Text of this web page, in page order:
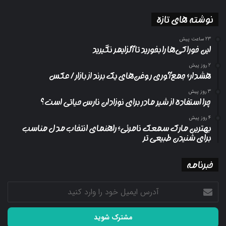
نوشته های تازه
23 ساعت پیش
این خوراکی‌ها را بخورید تا آلزایمر نگیرید
2 روز پیش
هشدار؛ جمع‌آوری روغن‌های یک برند از بازار/ عکس
3 روز پیش
چرا استفاده از شیر مادر برای نوزادان نارس حیاتی است؟
4 روز پیش
بهترین مارک سمعک نامرئی؛ راهنمای انتخاب مدل مناسب
برای شنیدن طبیعی تر
خبرنامه
آدرس
ایمیل
خود